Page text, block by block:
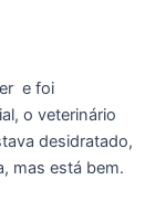
e foi
o veterinário
desidratado,
mas está bem.